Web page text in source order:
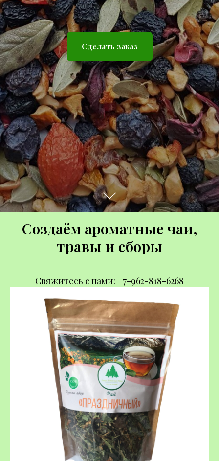
Сделать заказ
Создаём ароматные чаи,
травы и сборы
Свяжитесь с нами: +7-962-818-6268